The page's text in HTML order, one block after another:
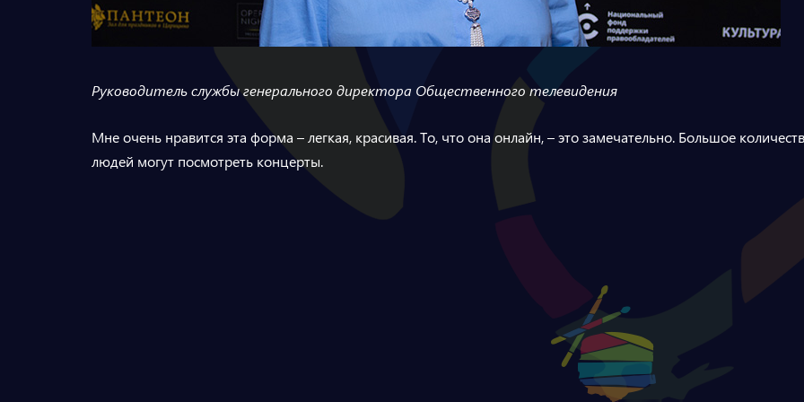
Руководитель службы генерального директора Общественного телевидения
Мне очень нравится эта форма – легкая, красивая. То, что она онлайн, – это замечательно. Большое
людей могут посмотреть концерты.